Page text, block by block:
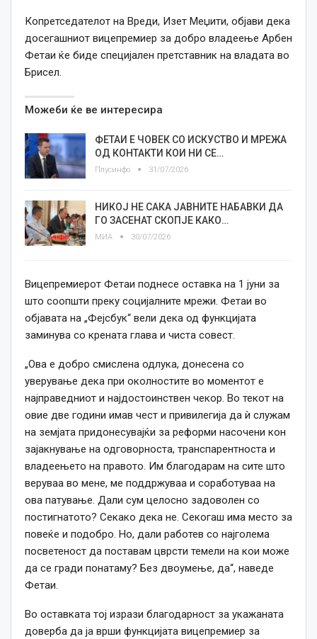
Копретседателот на Вреди, Изет Меџити, објави дека
досегашниот вицепремиер за добро владеење Арбен
Фетаи ќе биде специјален претставник на владата во
Брисел.
Можеби ќе ве интересира
ФЕТАИ Е ЧОВЕК СО ИСКУСТВО И МРЕЖА
ОД КОНТАКТИ КОИ НИ СЕ…
Плусинфо 31/07/2026
НИКОЈ НЕ САКА ЈАВНИТЕ НАБАВКИ ДА
ГО ЗАСЕНАТ СКОПЈЕ КАКО…
МИА 30/07/2026
Вицепремиерот Фетаи поднесе оставка на 1 јуни за
што соопшти преку социјалните мрежи. Фетаи во
објавата на „Фејсбук“ вели дека од функцијата
заминува со крената глава и чиста совест.
„Ова е добро смислена одлука, донесена со
уверување дека при околностите во моментот е
најправедниот и најдостоинствен чекор. Во текот на
овие две години имав чест и привилегија да ѝ служам
на земјата придонесувајќи за реформи насочени кон
зајакнување на одговорноста, транспарентноста и
владеењето на правото. Им благодарам на сите што
веруваа во мене, ме поддржуваа и соработуваа на
ова патување. Дали сум целосно задоволен со
постигнатото? Секако дека не. Секогаш има место за
повеќе и подобро. Но, дали работев со најголема
посветеност да поставам цврсти темели на кои може
да се гради понатаму? Без двоумење, да“, наведе
Фетаи.
Во оставката тој изрази благодарност за укажаната
доверба да ја врши функцијата вицепремиер за